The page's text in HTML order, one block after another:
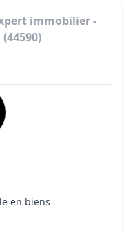
immobilier -
(44590)
en biens